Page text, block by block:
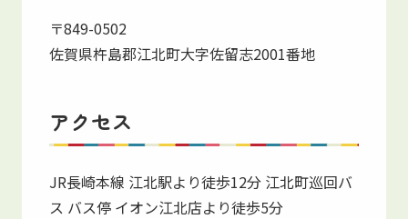
〒849-0502
佐賀県杵島郡江北町大字佐留志2001番地
アクセス
JR長崎本線 江北駅より徒歩12分 江北町巡回バ
ス バス停 イオン江北店より徒歩5分